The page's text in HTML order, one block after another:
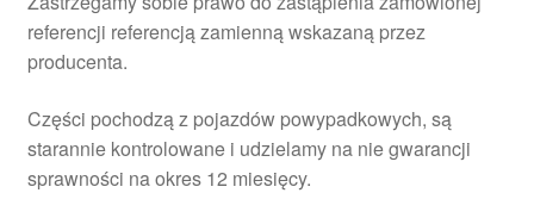
referencji referencją zamienną wskazaną przez
producenta.
Części pochodzą z pojazdów powypadkowych, są
starannie kontrolowane i udzielamy na nie gwarancji
sprawności na okres 12 miesięcy.